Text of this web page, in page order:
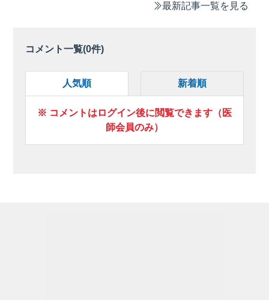
最新記事一覧を見る
コメント一覧(0件)
人気順 新着順
※ コメントはログイン後に閲覧できます（医
師会員のみ）